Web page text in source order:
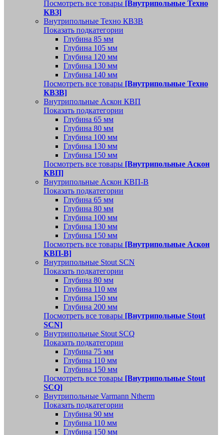
Посмотреть все товары [Внутрипольные Техно
КВЗ]
Внутрипольные Техно КВЗВ
Показать подкатегории
Глубина 85 мм
Глубина 105 мм
Глубина 120 мм
Глубина 130 мм
Глубина 140 мм
Посмотреть все товары [Внутрипольные Техно
КВЗВ]
Внутрипольные Аскон КВП
Показать подкатегории
Глубина 65 мм
Глубина 80 мм
Глубина 100 мм
Глубина 130 мм
Глубина 150 мм
Посмотреть все товары [Внутрипольные Аскон
КВП]
Внутрипольные Аскон КВП-В
Показать подкатегории
Глубина 65 мм
Глубина 80 мм
Глубина 100 мм
Глубина 130 мм
Глубина 150 мм
Посмотреть все товары [Внутрипольные Аскон
КВП-В]
Внутрипольные Stout SCN
Показать подкатегории
Глубина 80 мм
Глубина 110 мм
Глубина 150 мм
Глубина 200 мм
Посмотреть все товары [Внутрипольные Stout
SCN]
Внутрипольные Stout SCQ
Показать подкатегории
Глубина 75 мм
Глубина 110 мм
Глубина 150 мм
Посмотреть все товары [Внутрипольные Stout
SCQ]
Внутрипольные Varmann Ntherm
Показать подкатегории
Глубина 90 мм
Глубина 110 мм
Глубина 150 мм